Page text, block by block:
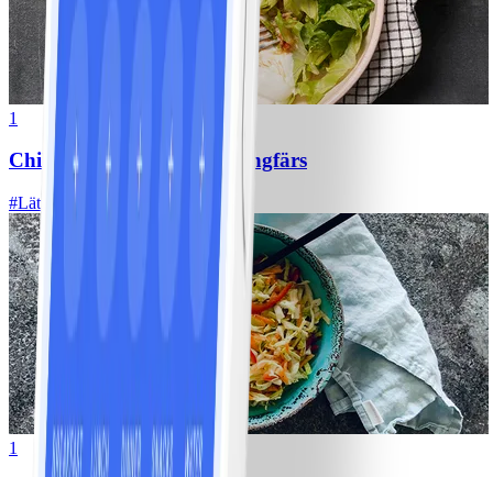
1
Chili con carne med kycklingfärs
#Lätt
1